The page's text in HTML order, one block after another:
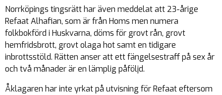
Norrköpings tingsrätt har även meddelat att 23-årige
Refaat Alhafian, som är från Homs men numera
folkbokförd i Huskvarna, döms för grovt rån, grovt
hemfridsbrott, grovt olaga hot samt en tidigare
inbrottsstöld. Rätten anser att ett fängelsestraff på sex år
och två månader är en lämplig påföljd.
Åklagaren har inte yrkat på utvisning för Refaat eftersom